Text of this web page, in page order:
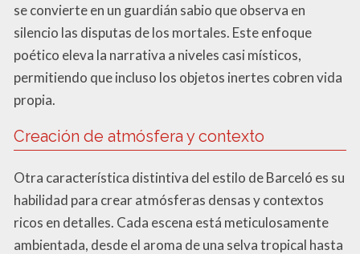
se convierte en un guardián sabio que observa en
silencio las disputas de los mortales. Este enfoque
poético eleva la narrativa a niveles casi místicos,
permitiendo que incluso los objetos inertes cobren vida
propia.
Creación de atmósfera y contexto
Otra característica distintiva del estilo de Barceló es su
habilidad para crear atmósferas densas y contextos
ricos en detalles. Cada escena está meticulosamente
ambientada, desde el aroma de una selva tropical hasta